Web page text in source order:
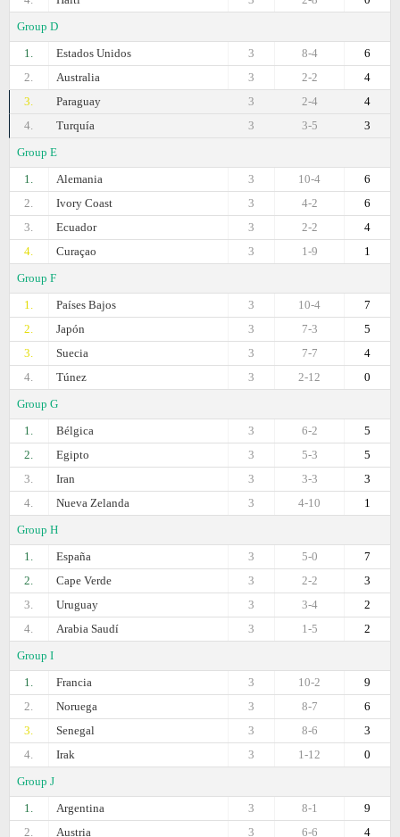
Group D
1.
Estados Unidos 6
8-4
3
2.
Australia 4
2-2
3
3.
Paraguay 4
2-4
3
4.
Turquía 3
3-5
3
Group E
1.
Alemania 6
10-4
3
2.
Ivory Coast 6
4-2
3
3.
Ecuador 4
2-2
3
4.
Curaçao 1
1-9
3
Group F
1.
Países Bajos 7
10-4
3
2.
Japón 5
7-3
3
3.
Suecia 4
7-7
3
4.
Túnez 0
2-12
3
Group G
1.
Bélgica 5
6-2
3
2.
Egipto 5
5-3
3
3.
Iran 3
3-3
3
4.
Nueva Zelanda 1
4-10
3
Group H
1.
España 7
5-0
3
2.
Cape Verde 3
2-2
3
3.
Uruguay 2
3-4
3
4.
Arabia Saudí 2
1-5
3
Group I
1.
Francia 9
10-2
3
2.
Noruega 6
8-7
3
3.
Senegal 3
8-6
3
4.
Irak 0
1-12
3
Group J
1.
Argentina 9
8-1
3
2.
Austria 4
6-6
3